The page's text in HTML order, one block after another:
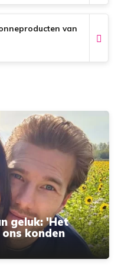
van
geluk: 'Het
konden